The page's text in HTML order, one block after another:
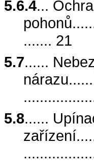
5.6.4...
....... 21
5.7......
5.8......